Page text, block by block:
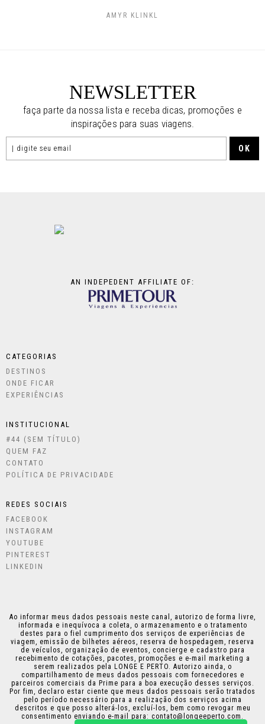
AMYR KLINKL
NEWSLETTER
faça parte da nossa lista e receba dicas, promoções e
inspirações para suas viagens.
AN INDEPEDENT AFFILIATE OF:
CATEGORIAS
DESTINOS
ONDE FICAR
EXPERIÊNCIAS
INSTITUCIONAL
#44 (SEM TÍTULO)
QUEM FAZ
CONTATO
POLÍTICA DE PRIVACIDADE
REDES SOCIAIS
FACEBOOK
INSTAGRAM
YOUTUBE
PINTEREST
LINKEDIN
Ao informar meus dados pessoais neste canal, autorizo de forma livre,
informada e inequívoca a coleta, o armazenamento e o tratamento
destes para o fiel cumprimento dos serviços de experiências de
viagem, emissão de bilhetes aéreos, reserva de hospedagem, reserva
de veículos, organização de eventos, concierge e cadastro para
recebimento de cotações, pacotes, promoções e e-mail marketing a
serem realizados pela LONGE E PERTO. Autorizo ainda, o
compartilhamento de meus dados pessoais com fornecedores e
parceiros comerciais da Prime para a boa execução desses serviços.
Por fim, declaro estar ciente que meus dados pessoais serão tratados
pelo período necessário para a realização dos serviços acima
descritos e que posso alterá-los, excluí-los, bem como revogar meu
consentimento enviando e-mail para: contato@longeeperto.com